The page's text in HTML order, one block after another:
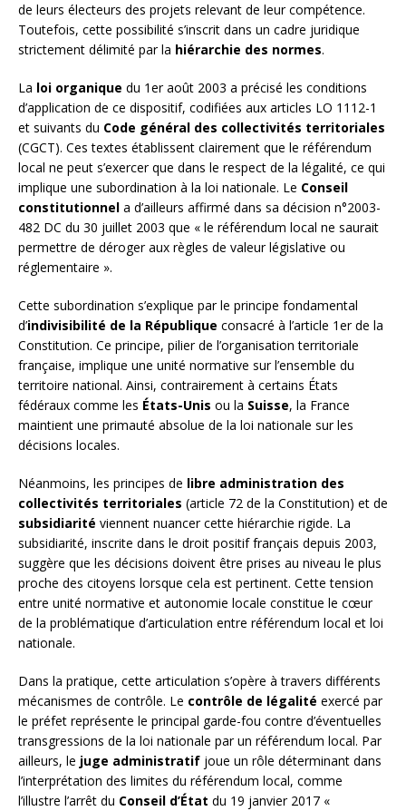
de leurs électeurs des projets relevant de leur compétence.
Toutefois, cette possibilité s’inscrit dans un cadre juridique
strictement délimité par la hiérarchie des normes.
La loi organique du 1er août 2003 a précisé les conditions
d’application de ce dispositif, codifiées aux articles LO 1112-1
et suivants du Code général des collectivités territoriales
(CGCT). Ces textes établissent clairement que le référendum
local ne peut s’exercer que dans le respect de la légalité, ce qui
implique une subordination à la loi nationale. Le Conseil
constitutionnel a d’ailleurs affirmé dans sa décision n°2003-
482 DC du 30 juillet 2003 que « le référendum local ne saurait
permettre de déroger aux règles de valeur législative ou
réglementaire ».
Cette subordination s’explique par le principe fondamental
d’indivisibilité de la République consacré à l’article 1er de la
Constitution. Ce principe, pilier de l’organisation territoriale
française, implique une unité normative sur l’ensemble du
territoire national. Ainsi, contrairement à certains États
fédéraux comme les États-Unis ou la Suisse, la France
maintient une primauté absolue de la loi nationale sur les
décisions locales.
Néanmoins, les principes de libre administration des
collectivités territoriales (article 72 de la Constitution) et de
subsidiarité viennent nuancer cette hiérarchie rigide. La
subsidiarité, inscrite dans le droit positif français depuis 2003,
suggère que les décisions doivent être prises au niveau le plus
proche des citoyens lorsque cela est pertinent. Cette tension
entre unité normative et autonomie locale constitue le cœur
de la problématique d’articulation entre référendum local et loi
nationale.
Dans la pratique, cette articulation s’opère à travers différents
mécanismes de contrôle. Le contrôle de légalité exercé par
le préfet représente le principal garde-fou contre d’éventuelles
transgressions de la loi nationale par un référendum local. Par
ailleurs, le juge administratif joue un rôle déterminant dans
l’interprétation des limites du référendum local, comme
l’illustre l’arrêt du Conseil d’État du 19 janvier 2017 «